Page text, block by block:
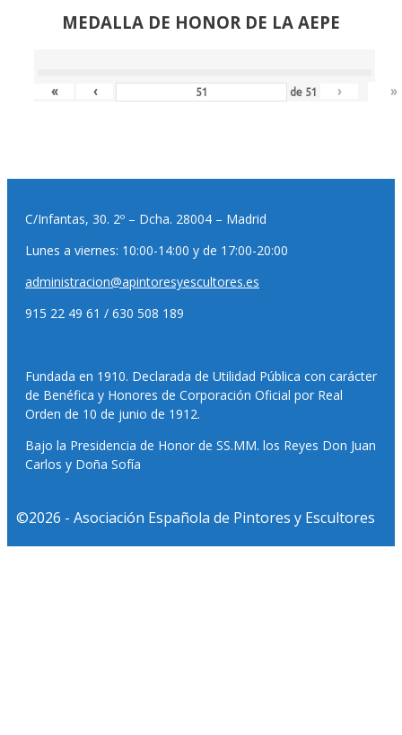
MEDALLA DE HONOR DE LA AEPE
« ‹ de 51 › »
C/Infantas, 30. 2º – Dcha. 28004 – Madrid
Lunes a viernes: 10:00-14:00 y de 17:00-20:00
administracion@apintoresyescultores.es
915 22 49 61 / 630 508 189
Fundada en 1910. Declarada de Utilidad Pública con carácter
de Benéfica y Honores de Corporación Oficial por Real
Orden de 10 de junio de 1912.
Bajo la Presidencia de Honor de SS.MM. los Reyes Don Juan
Carlos y Doña Sofía
©2026 - Asociación Española de Pintores y Escultores